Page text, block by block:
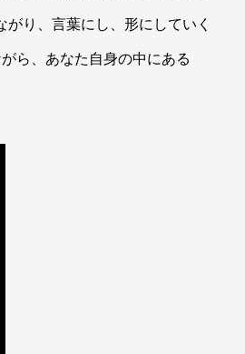
り、言葉にし、形にしていく
ら、あなた自身の中にある